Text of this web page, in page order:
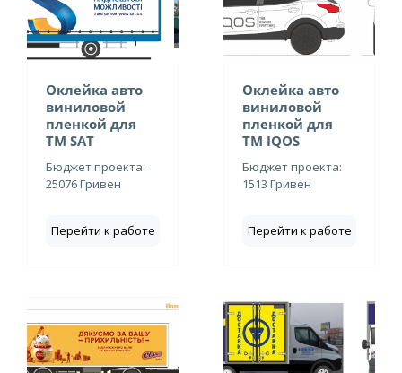
Оклейка авто
виниловой
пленкой для
ТМ SAT
Бюджет проекта:
25076 Гривен
Перейти к работе
Оклейка авто
виниловой
пленкой для
ТМ IQOS
Бюджет проекта:
1513 Гривен
Перейти к работе